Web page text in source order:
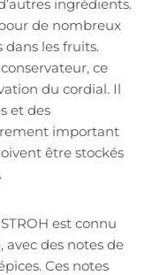
ingrédients.
de nombreux
les fruits.
ce
du cordial. Il
et des
important
être stockés
est connu
avec des notes de
Ces notes